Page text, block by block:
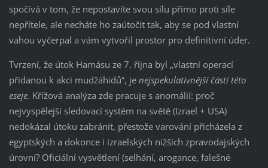
spočívá v tom, že nepostavíte svou sílu přímo proti síle
nepřítele, ale necháte ho zaútočit tak, aby se pod vlastní
vahou vyčerpal a vám vytvořil prostor pro definitivní úder.
Tvrzení, že útok Hamásu ze 7. října byl „vlastní operací
přidanou k akci mudžáhidů“, je nejspekulativnější částí této
eseje. Křížová analýza zde pracuje s anomálií: proč
nejvyspělejší sledovací systém na světě (Izrael + USA)
nedokázal útoku zabránit, přestože varování přicházela z
egyptských a dokonce i izraelských nižších zpravodajských
úrovní? Oficiální vysvětlení (selhání, arogance, falešné